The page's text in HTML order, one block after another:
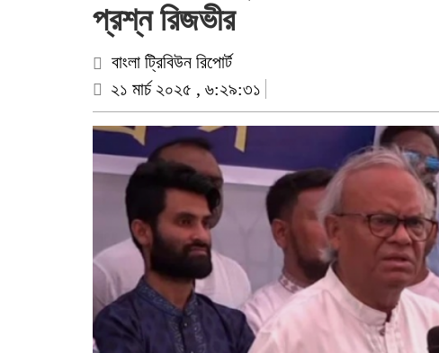
প্রশ্ন রিজভীর
বাংলা ট্রিবিউন রিপোর্ট
২১ মার্চ ২০২৫ , ৬:২৯:৩১